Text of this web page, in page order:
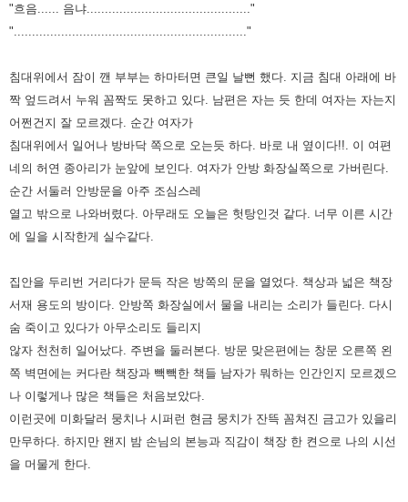
"흐음...... 음냐............................................."
"................................................................"
침대위에서 잠이 깬 부부는 하마터면 큰일 날뻔 했다. 지금 침대 아래에 바
짝 엎드려서 누워 꼼짝도 못하고 있다. 남편은 자는 듯 한데 여자는 자는지
어쩐건지 잘 모르겠다. 순간 여자가
침대위에서 일어나 방바닥 쪽으로 오는듯 하다. 바로 내 옆이다!!. 이 여편
네의 허연 종아리가 눈앞에 보인다. 여자가 안방 화장실쪽으로 가버린다.
순간 서둘러 안방문을 아주 조심스레
열고 밖으로 나와버렸다. 아무래도 오늘은 헛탕인것 같다. 너무 이른 시간
에 일을 시작한게 실수같다.
집안을 두리번 거리다가 문득 작은 방쪽의 문을 열었다. 책상과 넓은 책장
서재 용도의 방이다. 안방쪽 화장실에서 물을 내리는 소리가 들린다. 다시
숨 죽이고 있다가 아무소리도 들리지
않자 천천히 일어났다. 주변을 둘러본다. 방문 맞은편에는 창문 오른쪽 왼
쪽 벽면에는 커다란 책장과 빽빽한 책들 남자가 뭐하는 인간인지 모르겠으
나 이렇게나 많은 책들은 처음보았다.
이런곳에 미화달러 뭉치나 시퍼런 현금 뭉치가 잔뜩 꼼쳐진 금고가 있을리
만무하다. 하지만 왠지 밤 손님의 본능과 직감이 책장 한 켠으로 나의 시선
을 머물게 한다.